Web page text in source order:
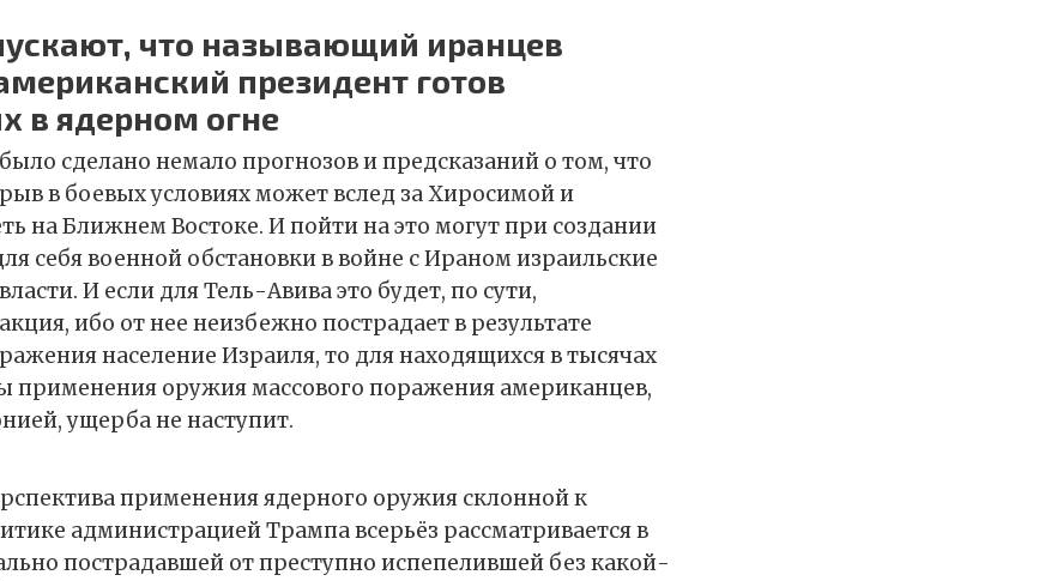
что называющий иранцев
президент готов
в ядерном огне
сделано немало прогнозов и предсказаний о том, что
в боевых условиях может вслед за Хиросимой и
на Ближнем Востоке. И пойти на это могут при создании
себя военной обстановки в войне с Ираном израильские
И если для Тель-Авива это будет, по сути,
ибо от нее неизбежно пострадает в результате
население Израиля, то для находящихся в тысячах
применения оружия массового поражения американцев,
ущерба не наступит.
применения ядерного оружия склонной к
администрацией Трампа всерьёз рассматривается в
пострадавшей от преступно испепелившей без какой-